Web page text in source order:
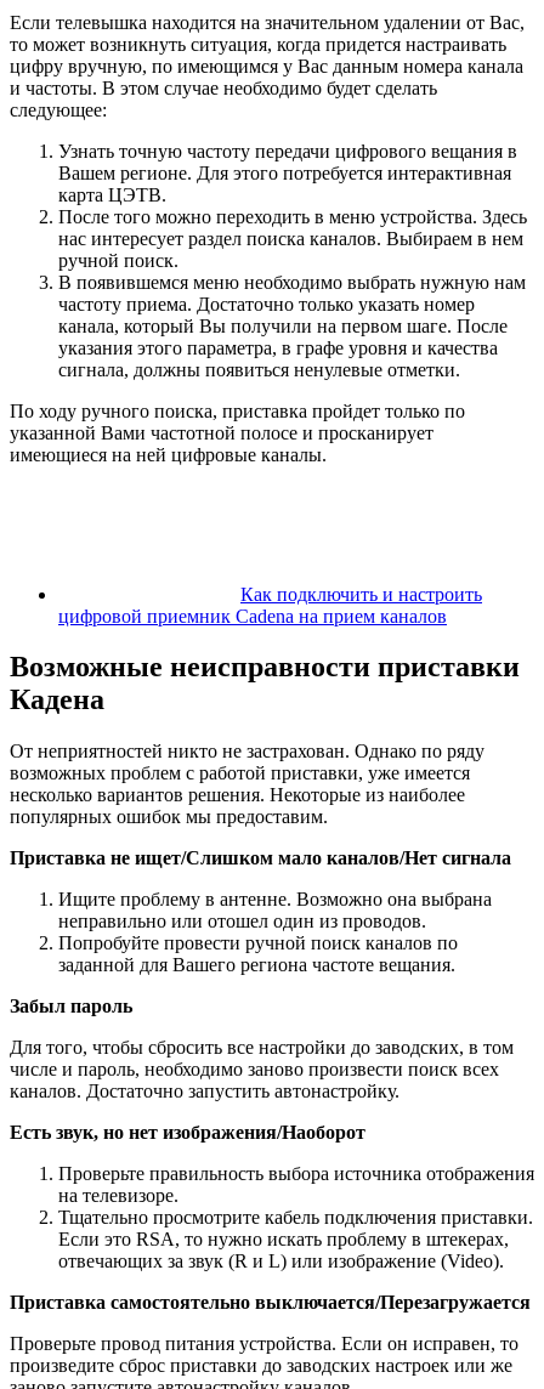
Если телевышка находится на значительном удалении от Вас,
то может возникнуть ситуация, когда придется настраивать
цифру вручную, по имеющимся у Вас данным номера канала
и частоты. В этом случае необходимо будет сделать
следующее:
Узнать точную частоту передачи цифрового вещания в
Вашем регионе. Для этого потребуется интерактивная
карта ЦЭТВ.
После того можно переходить в меню устройства. Здесь
нас интересует раздел поиска каналов. Выбираем в нем
ручной поиск.
В появившемся меню необходимо выбрать нужную нам
частоту приема. Достаточно только указать номер
канала, который Вы получили на первом шаге. После
указания этого параметра, в графе уровня и качества
сигнала, должны появиться ненулевые отметки.
По ходу ручного поиска, приставка пройдет только по
указанной Вами частотной полосе и просканирует
имеющиеся на ней цифровые каналы.
Как подключить и настроить
цифровой приемник Cadena на прием каналов
Возможные неисправности приставки
Кадена
От неприятностей никто не застрахован. Однако по ряду
возможных проблем с работой приставки, уже имеется
несколько вариантов решения. Некоторые из наиболее
популярных ошибок мы предоставим.
Приставка не ищет/Слишком мало каналов/Нет сигнала
Ищите проблему в антенне. Возможно она выбрана
неправильно или отошел один из проводов.
Попробуйте провести ручной поиск каналов по
заданной для Вашего региона частоте вещания.
Забыл пароль
Для того, чтобы сбросить все настройки до заводских, в том
числе и пароль, необходимо заново произвести поиск всех
каналов. Достаточно запустить автонастройку.
Есть звук, но нет изображения/Наоборот
Проверьте правильность выбора источника отображения
на телевизоре.
Тщательно просмотрите кабель подключения приставки.
Если это RSA, то нужно искать проблему в штекерах,
отвечающих за звук (R и L) или изображение (Video).
Приставка самостоятельно выключается/Перезагружается
Проверьте провод питания устройства. Если он исправен, то
произведите сброс приставки до заводских настроек или же